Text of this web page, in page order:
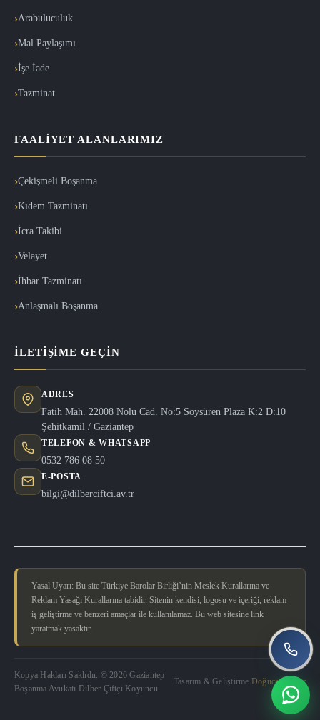
Arabuluculuk
Mal Paylaşımı
İşe İade
Tazminat
FAALIYET ALANLARIMIZ
Çekişmeli Boşanma
Kıdem Tazminatı
İcra Takibi
Velayet
İhbar Tazminatı
Anlaşmalı Boşanma
İLETIŞIME GEÇIN
ADRES
Fatih Mah. 22008 Nolu Cad. No:5 Soysüren Plaza K:2 D:10
Şehitkamil / Gaziantep
TELEFON & WHATSAPP
0532 786 08 50
E-POSTA
bilgi@dilberciftci.av.tr
Yasal Uyarı: Bu site Türkiye Barolar Birliği’nin Meslek Kurallarına ve
Reklam Yasağı Kurallarına tabidir. Sitenin kendisi, logosu ve içeriği, reklam
iş geliştirme ve benzeri amaçlar ile kullanılamaz. Bu web sitesine link
yaratmak yasaktır.
Kopya Hakları Saklıdır. © 2026 Gaziantep
Boşanma Avukatı Dilber Çiftçi Koyuncu
Tasarım & Geliştirme Doğucan Güler